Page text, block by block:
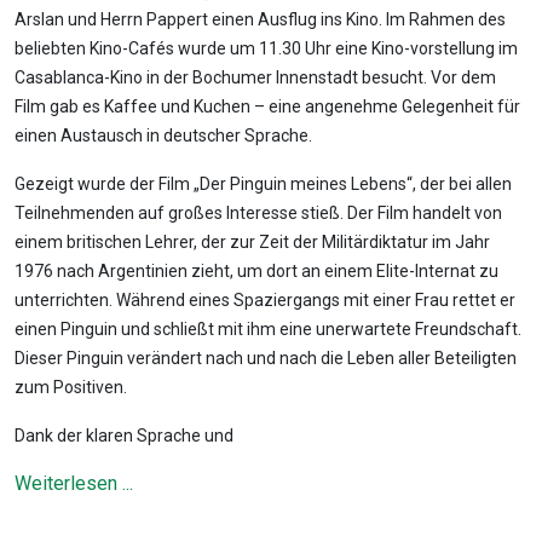
Arslan und Herrn Pappert einen Ausflug ins Kino. Im Rahmen des
beliebten Kino-Cafés wurde um 11.30 Uhr eine Kino-vorstellung im
Casablanca-Kino in der Bochumer Innenstadt besucht. Vor dem
Film gab es Kaffee und Kuchen – eine angenehme Gelegenheit für
einen Austausch in deutscher Sprache.
Gezeigt wurde der Film „Der Pinguin meines Lebens“, der bei allen
Teilnehmenden auf großes Interesse stieß. Der Film handelt von
einem britischen Lehrer, der zur Zeit der Militärdiktatur im Jahr
1976 nach Argentinien zieht, um dort an einem Elite-Internat zu
unterrichten. Während eines Spaziergangs mit einer Frau rettet er
einen Pinguin und schließt mit ihm eine unerwartete Freundschaft.
Dieser Pinguin verändert nach und nach die Leben aller Beteiligten
zum Positiven.
Dank der klaren Sprache und
Weiterlesen ...